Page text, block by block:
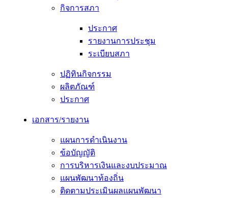
กิจการสภา
ประกาศ
รายงานการประชุม
ระเบียบสภา
ปฏิทินกิจกรรม
ผลิตภัณฑ์
ประกาศ
เอกสาร/รายงาน
แผนการดำเนินงาน
ข้อบัญญัติ
การบริหารเงินและงบประมาณ
แผนพัฒนาท้องถิ่น
ติดตามประเมินผลแผนพัฒนา